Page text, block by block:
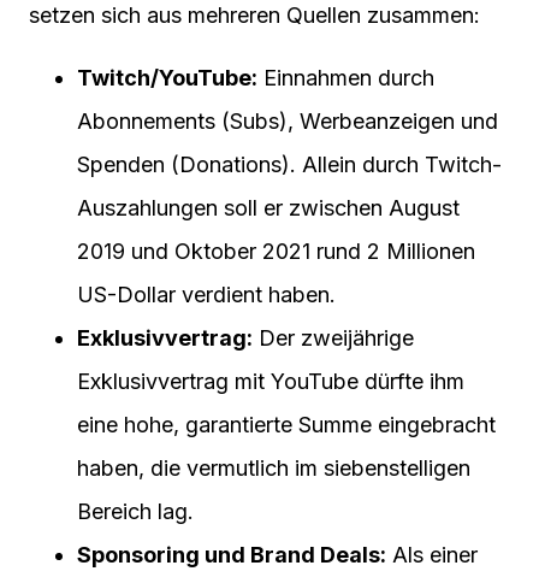
setzen sich aus mehreren Quellen zusammen:
Twitch/YouTube: Einnahmen durch
Abonnements (Subs), Werbeanzeigen und
Spenden (Donations). Allein durch Twitch-
Auszahlungen soll er zwischen August
2019 und Oktober 2021 rund 2 Millionen
US-Dollar verdient haben.
Exklusivvertrag: Der zweijährige
Exklusivvertrag mit YouTube dürfte ihm
eine hohe, garantierte Summe eingebracht
haben, die vermutlich im siebenstelligen
Bereich lag.
Sponsoring und Brand Deals: Als einer